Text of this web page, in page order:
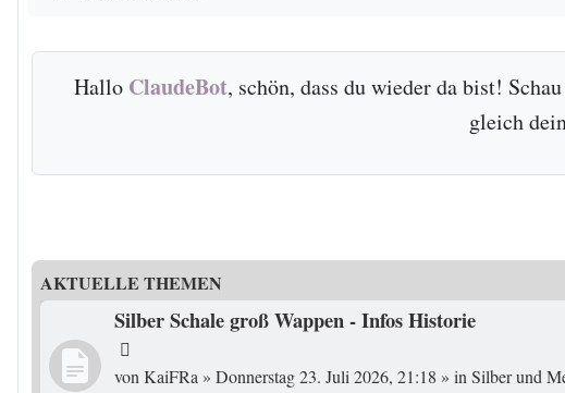
Hallo ClaudeBot, schön, dass du wieder da bist!
gleich
AKTUELLE THEMEN
Silber Schale groß Wappen - Infos Historie
von KaiFRa » Donnerstag 23. Juli 2026, 21:18 » in Silber und